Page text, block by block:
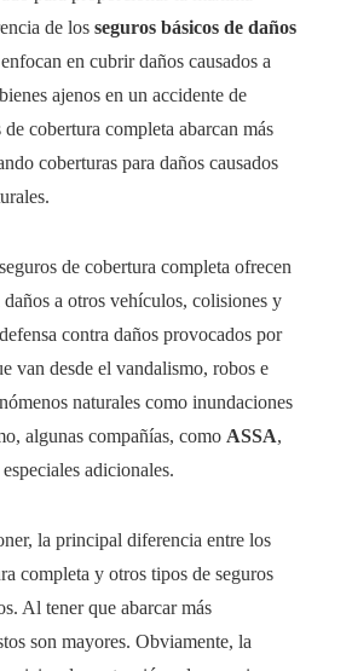
de los seguros básicos de daños
en cubrir daños causados a
ajenos en un accidente de
cobertura completa abarcan más
coberturas para daños causados
de cobertura completa ofrecen
a otros vehículos, colisiones y
contra daños provocados por
van desde el vandalismo, robos e
naturales como inundaciones
algunas compañías, como ASSA,
adicionales.
la principal diferencia entre los
completa y otros tipos de seguros
Al tener que abarcar más
son mayores. Obviamente, la